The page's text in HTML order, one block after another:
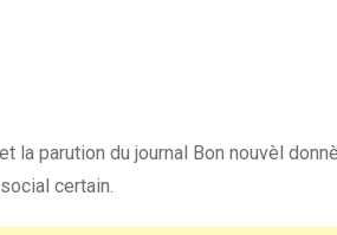
parution du journal Bon nouvèl
certain.